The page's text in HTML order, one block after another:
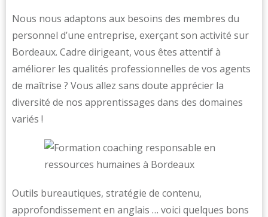
Nous nous adaptons aux besoins des membres du
personnel d’une entreprise, exerçant son activité sur
Bordeaux. Cadre dirigeant, vous êtes attentif à
améliorer les qualités professionnelles de vos agents
de maîtrise ? Vous allez sans doute apprécier la
diversité de nos apprentissages dans des domaines
variés !
Outils bureautiques, stratégie de contenu,
approfondissement en anglais … voici quelques bons